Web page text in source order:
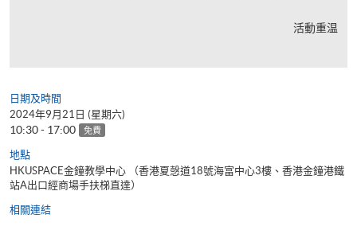
活動重温
日期及時間
2024年9月21日 (星期六)
10:30 - 17:00 免費
地點
HKUSPACE金鐘教學中心 （香港夏愨道18號海富中心3樓、香港金鐘港鐵
站A出口經商場手扶梯直達）
相關連結